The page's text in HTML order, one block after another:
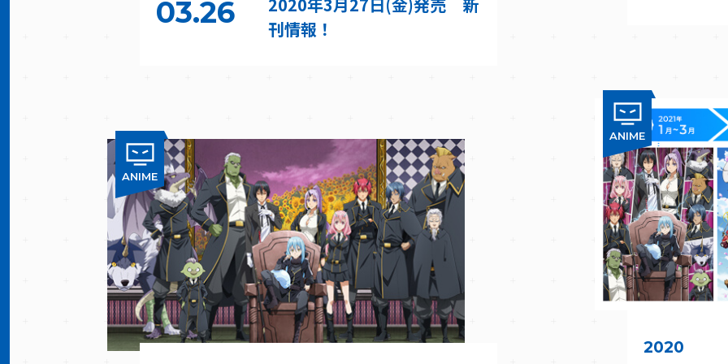
03.26
刊情報！
ANIME
ANIME
2020